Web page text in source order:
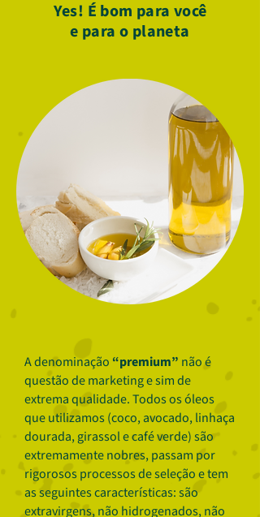
Yes! É bom para você
e para o planeta
A denominação “premium” não é
questão de marketing e sim de
extrema qualidade. Todos os óleos
que utilizamos (coco, avocado, linhaça
dourada, girassol e café verde) são
extremamente nobres, passam por
rigorosos processos de seleção e tem
as seguintes características: são
extravirgens, não hidrogenados, não